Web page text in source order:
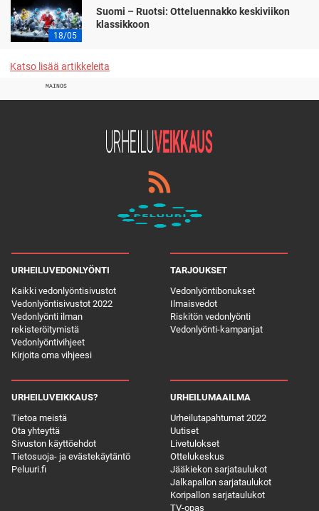
18/05
Suomi – Ruotsi: Otteluennakko keskiviikon
klassikkoon
Katso lisää artikkeleita
MAINOS
URHEILUVEDONLYÖNTI
Kaikki vedonlyöntisivustot
Vedonlyöntisivustot 2022
Vedonlyönti ilman
rekisteröitymistä
Vedonlyöntivihjeet
Kirjoita oma vihjeesi
TARJOUKSET
Vedonlyöntibonukset
Ilmaisvedot
Riskitön vedonlyönti
Vedonlyönti-kampanjat
URHEILUVEIKKAUS?
Tietoa meistä
Ota yhteyttä
Sivuston käyttöehdot
Tietosuoja- ja evästekäytäntö
Peluuri.fi
URHEILUMAAILMA
Urheilutapahtumat 2022
Uutiset
Livetulokset
Ottelukeskus
Jääkiekon sarjataulukot
Jalkapallon sarjataulukot
Koripallon sarjataulukot
TV-opas